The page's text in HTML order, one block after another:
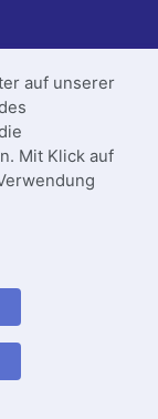
auf unserer
Mit Klick auf